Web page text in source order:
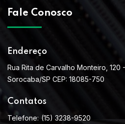
Fale Conosco
Endereço
Rua Rita de Carvalho Monteiro, 120
Sorocaba/SP CEP: 18085-750
Contatos
Telefone: (15) 3238-9520